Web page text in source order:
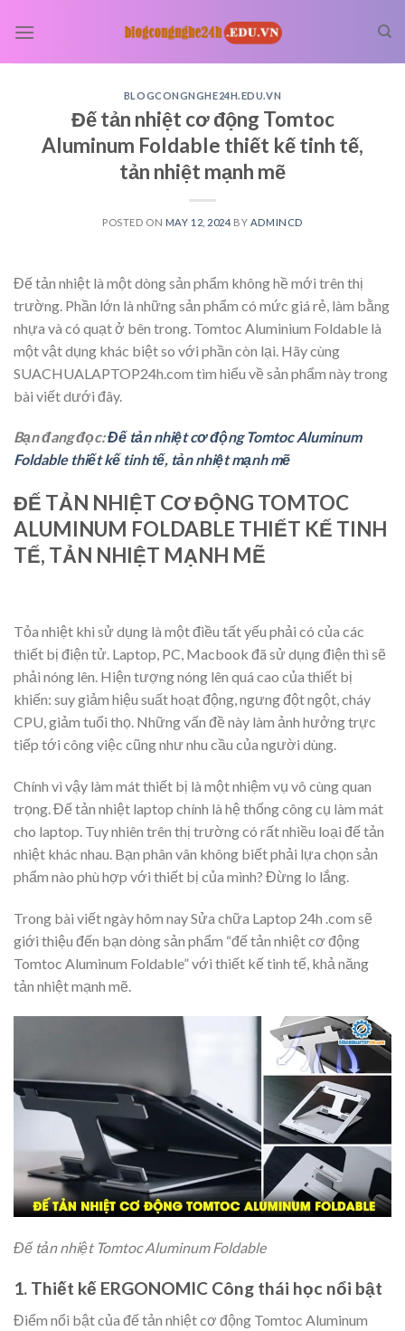
BLOGCONGNGHE24H.EDU.VN
Đế tản nhiệt cơ động Tomtoc
Aluminum Foldable thiết kế tinh tế,
tản nhiệt mạnh mẽ
POSTED ON MAY 12, 2024 BY ADMINCD
Đế tản nhiệt là một dòng sản phẩm không hề mới trên thị
trường. Phần lớn là những sản phẩm có mức giá rẻ, làm bằng
nhựa và có quạt ở bên trong. Tomtoc Aluminium Foldable là
một vật dụng khác biệt so với phần còn lại. Hãy cùng
SUACHUALAPTOP24h.com tìm hiểu về sản phẩm này trong
bài viết dưới đây.
Bạn đang đọc:Đế tản nhiệt cơ động Tomtoc Aluminum
Foldable thiết kế tinh tế, tản nhiệt mạnh mẽ
ĐẾ TẢN NHIỆT CƠ ĐỘNG TOMTOC
ALUMINUM FOLDABLE THIẾT KẾ TINH
TẾ, TẢN NHIỆT MẠNH MẼ
Tỏa nhiệt khi sử dụng là một điều tất yếu phải có của các
thiết bị điện tử. Laptop, PC, Macbook đã sử dụng điện thì sẽ
phải nóng lên. Hiện tượng nóng lên quá cao của thiết bị
khiến: suy giảm hiệu suất hoạt động, ngưng đột ngột, cháy
CPU, giảm tuổi thọ. Những vấn đề này làm ảnh hưởng trực
tiếp tới công việc cũng như nhu cầu của người dùng.
Chính vì vậy làm mát thiết bị là một nhiệm vụ vô cùng quan
trọng. Đế tản nhiệt laptop chính là hệ thống công cụ làm mát
cho laptop. Tuy nhiên trên thị trường có rất nhiều loại đế tản
nhiệt khác nhau. Bạn phân vân không biết phải lựa chọn sản
phẩm nào phù hợp với thiết bị của mình? Đừng lo lắng.
Trong bài viết ngày hôm nay Sửa chữa Laptop 24h .com sẽ
giới thiệu đến bạn dòng sản phẩm “đế tản nhiệt cơ động
Tomtoc Aluminum Foldable” với thiết kế tinh tế, khả năng
tản nhiệt mạnh mẽ.
Đế tản nhiệt Tomtoc Aluminum Foldable
1. Thiết kế ERGONOMIC Công thái học nổi bật
Điểm nổi bật của đế tản nhiệt cơ động Tomtoc Aluminum